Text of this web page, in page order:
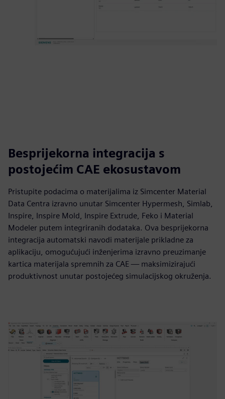
Besprijekorna integracija s
postojećim CAE ekosustavom
Pristupite podacima o materijalima iz Simcenter Material
Data Centra izravno unutar Simcenter Hypermesh, Simlab,
Inspire, Inspire Mold, Inspire Extrude, Feko i Material
Modeler putem integriranih dodataka. Ova besprijekorna
integracija automatski navodi materijale prikladne za
aplikaciju, omogućujući inženjerima izravno preuzimanje
kartica materijala spremnih za CAE — maksimizirajući
produktivnost unutar postojećeg simulacijskog okruženja.